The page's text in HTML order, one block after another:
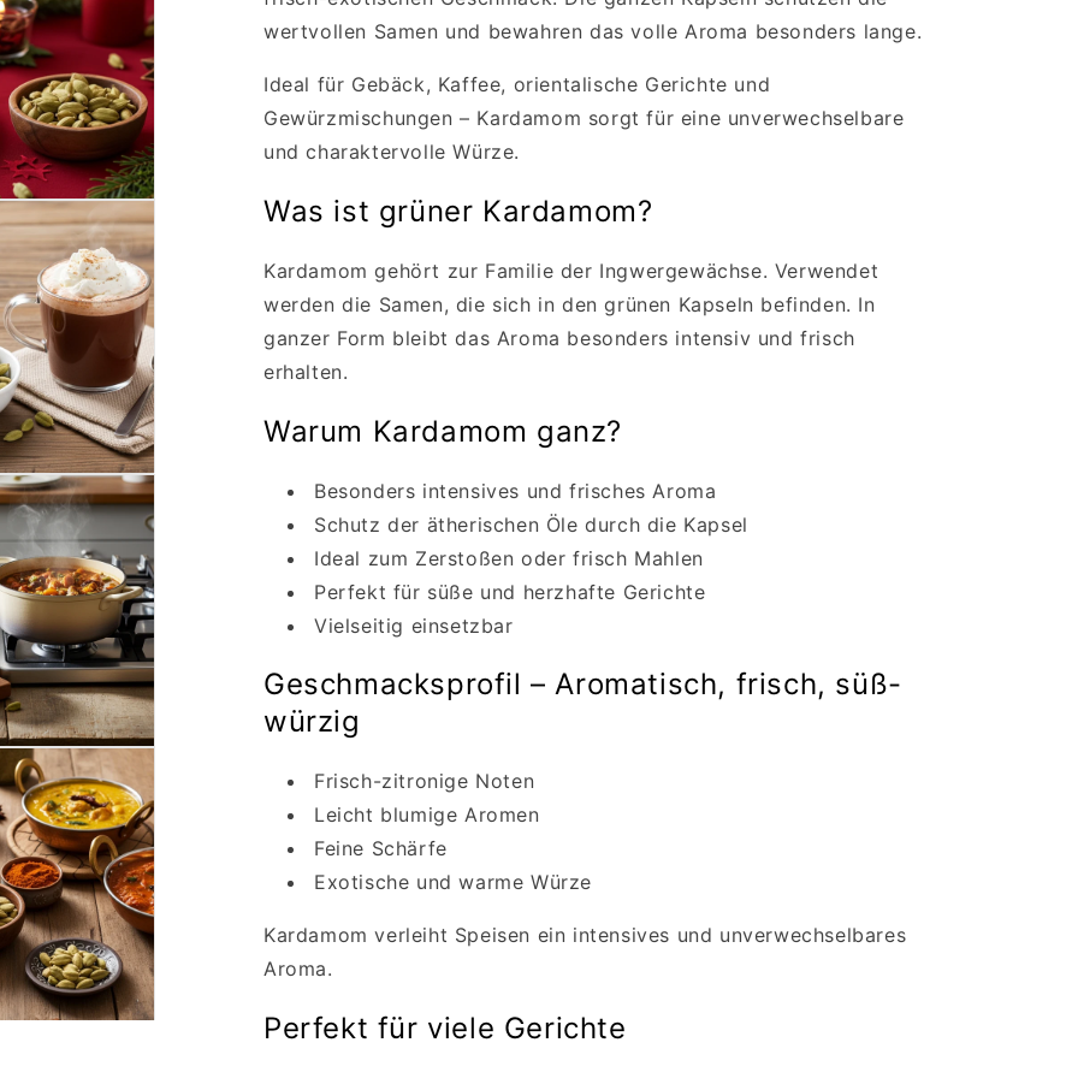
wertvollen Samen und bewahren das volle Aroma besonders lange.
Ideal für Gebäck, Kaffee, orientalische Gerichte und
Gewürzmischungen – Kardamom sorgt für eine unverwechselbare
und charaktervolle Würze.
Was ist grüner Kardamom?
Kardamom gehört zur Familie der Ingwergewächse. Verwendet
werden die Samen, die sich in den grünen Kapseln befinden. In
ganzer Form bleibt das Aroma besonders intensiv und frisch
erhalten.
Warum Kardamom ganz?
Besonders intensives und frisches Aroma
Schutz der ätherischen Öle durch die Kapsel
Ideal zum Zerstoßen oder frisch Mahlen
Perfekt für süße und herzhafte Gerichte
Vielseitig einsetzbar
Geschmacksprofil – Aromatisch, frisch, süß-
würzig
Frisch-zitronige Noten
Leicht blumige Aromen
Feine Schärfe
Exotische und warme Würze
Kardamom verleiht Speisen ein intensives und unverwechselbares
Aroma.
Perfekt für viele Gerichte